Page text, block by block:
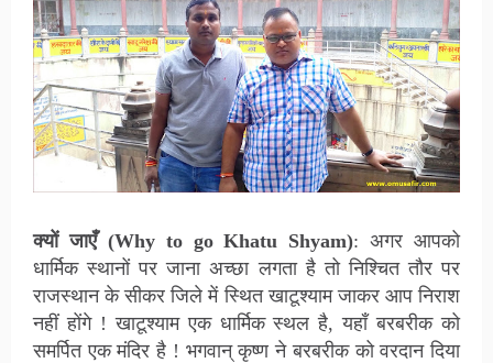
क्यों जाएँ (Why to go Khatu Shyam): अगर आपको
धार्मिक स्थानों पर जाना अच्छा लगता है तो निश्चित तौर पर
राजस्थान के सीकर जिले में स्थित खाटूश्याम जाकर आप निराश
नहीं होंगे !खाटूश्याम एक धार्मिक स्थल है, यहाँ बरबरीक को
समर्पित एक मंदिर है ! भगवान् कृष्ण ने बरबरीक को वरदान दिया